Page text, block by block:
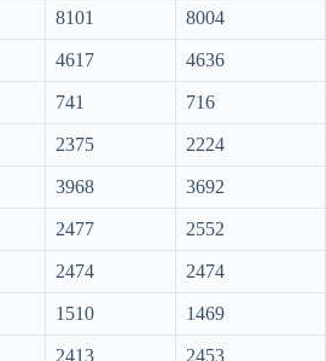
8101 8004
4617 4636
741 716
2375 2224
3968 3692
2477 2552
2474 2474
1510 1469
2413 2453